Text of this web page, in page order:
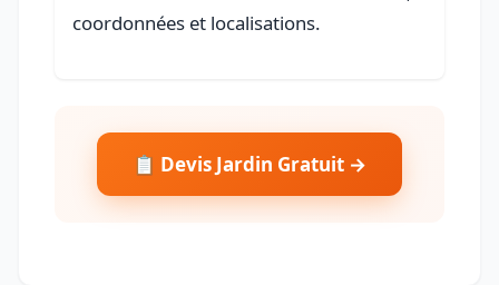
coordonnées et localisations.
📋 Devis Jardin Gratuit →